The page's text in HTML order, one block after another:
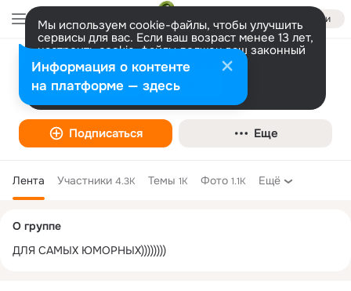
Войти
Мы используем cookie-файлы, чтобы улучшить
сервисы для вас. Если ваш возраст менее 13 лет,
настроить cookie-файлы должен ваш законный
представитель. Больше информации
Разрешить все Настроить
ПРИКОЛИСТЫ
Подписаться Еще
Лента Участники 4.3K Темы 1K Фото 1.1K Ещё
колонка
О группе
ДЛЯ САМЫХ ЮМОРНЫХ))))))))
Информация о контенте
на платформе — здесь